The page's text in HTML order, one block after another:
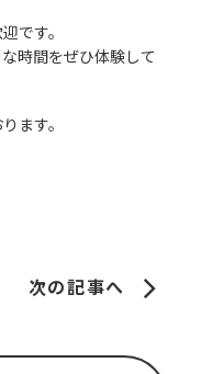
です。
時間をぜひ体験して
ます。
次の記事へ